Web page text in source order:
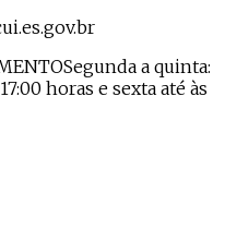
Segunda a quinta:
horas e sexta até às